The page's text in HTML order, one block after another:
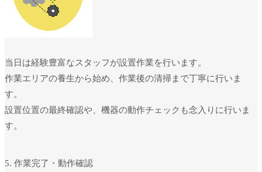
当日は経験豊富なスタッフが設置作業を行います。
作業エリアの養生から始め、作業後の清掃まで丁寧に行いま
す。
設置位置の最終確認や、機器の動作チェックも念入りに行いま
す。
5. 作業完了・動作確認